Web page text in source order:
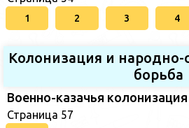
1 2 3 4
Колонизация и народно-
борьба
Военно-казачья колонизация
Страница 57